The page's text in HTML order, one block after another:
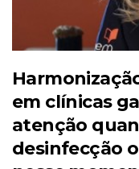
em clínicas
atenção
desinfecção